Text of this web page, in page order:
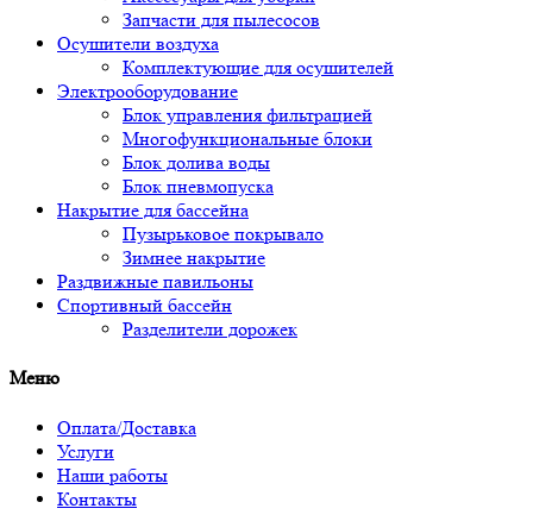
Запчасти для пылесосов
Осушители воздуха
Комплектующие для осушителей
Электрооборудование
Блок управления фильтрацией
Многофункциональные блоки
Блок долива воды
Блок пневмопуска
Накрытие для бассейна
Пузырьковое покрывало
Зимнее накрытие
Раздвижные павильоны
Спортивный бассейн
Разделители дорожек
Меню
Оплата/Доставка
Услуги
Наши работы
Контакты